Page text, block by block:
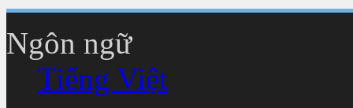
Ngôn ngữ
Tiếng Việt